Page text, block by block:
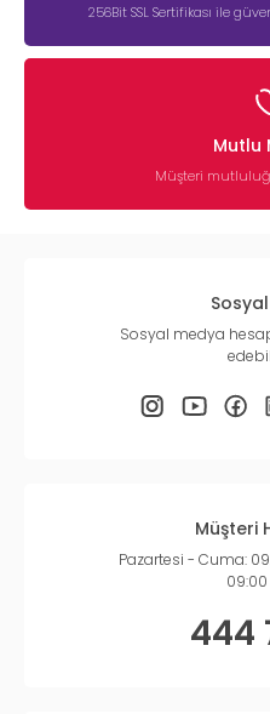
256Bit SSL Sertifikası ile
Mutlu
Müşteri
Sosyal medya
Müşteri
Pazartesi - Cuma:
09:00
444